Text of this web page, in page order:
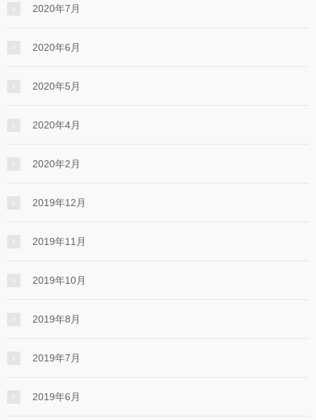
2020年7月
2020年6月
2020年5月
2020年4月
2020年2月
2019年12月
2019年11月
2019年10月
2019年8月
2019年7月
2019年6月